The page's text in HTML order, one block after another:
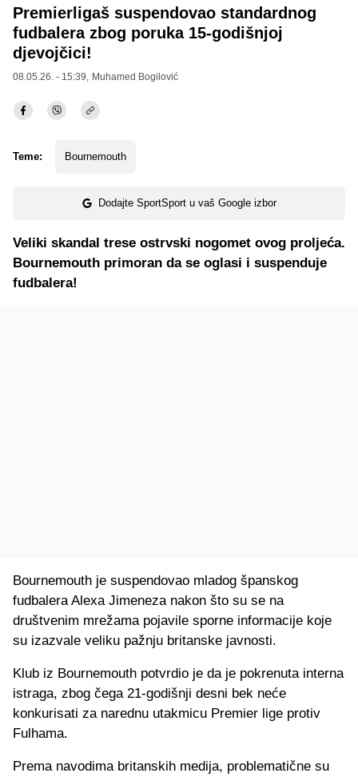
Premierligaš suspendovao standardnog
fudbalera zbog poruka 15-godišnjoj
djevojčici!
08.05.26. - 15:39, Muhamed Bogilović
Teme: Bournemouth
Dodajte SportSport u vaš Google izbor
Veliki skandal trese ostrvski nogomet ovog proljeća.
Bournemouth primoran da se oglasi i suspenduje
fudbalera!
Bournemouth je suspendovao mladog španskog
fudbalera Alexa Jimeneza nakon što su se na
društvenim mrežama pojavile sporne informacije koje
su izazvale veliku pažnju britanske javnosti.
Klub iz Bournemouth potvrdio je da je pokrenuta interna
istraga, zbog čega 21-godišnji desni bek neće
konkurisati za narednu utakmicu Premier lige protiv
Fulhama.
Prema navodima britanskih medija, problematične su